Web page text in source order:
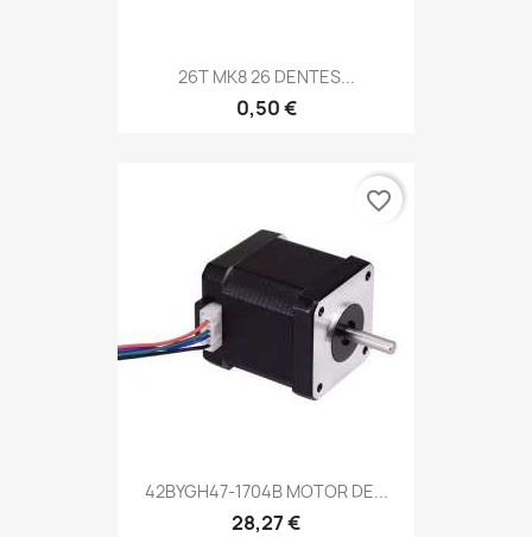
26T MK8 26 DENTES...
0,50 €
42BYGH47-1704B MOTOR DE...
28,27 €
favorite_border